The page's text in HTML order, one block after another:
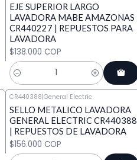
EJE SUPERIOR LARGO
LAVADORA MABE AMAZONAS
CR440227 | REPUESTOS PARA
LAVADORA
$138.000 COP
Cantidad
CR440388|General Electric
SELLO METALICO LAVADORA
GENERAL ELECTRIC CR440388
| REPUESTOS DE LAVADORA
$156.000 COP